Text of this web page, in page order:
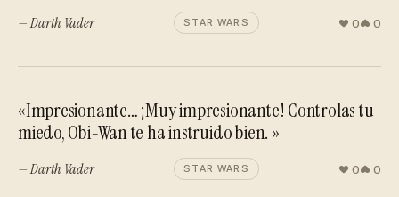
— Darth Vader STAR WARS 0 0
«Impresionante… ¡Muy impresionante! Controlas tu
miedo, Obi-Wan te ha instruido bien. »
— Darth Vader STAR WARS 0 0